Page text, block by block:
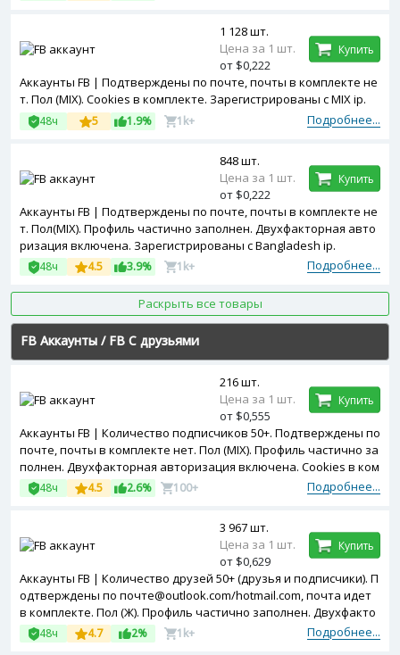
Аккаунты FB | Подтверждены по почте, почты в комплекте не
т. Пол (MIX). Cookies в комплекте. Зарегистрированы с MIX ip.
Подробнее...
48ч 5 1.9% 1k+
1 128 шт.
Цена за 1 шт.
от $0,222
Купить
Аккаунты FB | Подтверждены по почте, почты в комплекте не
т. Пол(MIX). Профиль частично заполнен. Двухфакторная авто
ризация включена. Зарегистрированы с Bangladesh ip.
Подробнее...
48ч 4.5 3.9% 1k+
848 шт.
Цена за 1 шт.
от $0,222
Купить
Раскрыть все товары
FB Аккаунты / FB С друзьями
Аккаунты FB | Количество подписчиков 50+. Подтверждены по
почте, почты в комплекте нет. Пол (MIX). Профиль частично за
полнен. Двухфакторная авторизация включена. Cookies в ком
плекте. Зарегистрированы с USA ip.
Подробнее...
48ч 4.5 2.6% 100+
216 шт.
Цена за 1 шт.
от $0,555
Купить
Аккаунты FB | Количество друзей 50+ (друзья и подписчики). П
одтверждены по почте@outlook.com/hotmail.com, почта идет
в комплекте. Пол (Ж). Профиль частично заполнен. Двухфакто
рная авторизация включена. Зарегистрированы с Bangladesh
ip.
Подробнее...
48ч 4.7 2% 1k+
3 967 шт.
Цена за 1 шт.
от $0,629
Купить